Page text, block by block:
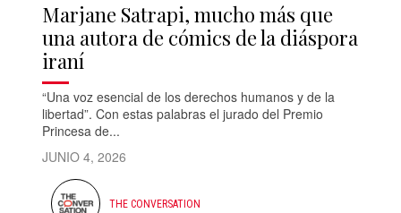
Marjane Satrapi, mucho más que
una autora de cómics de la diáspora
iraní
“Una voz esencial de los derechos humanos y de la
libertad”. Con estas palabras el jurado del Premio
Princesa de...
JUNIO 4, 2026
THE CONVERSATION